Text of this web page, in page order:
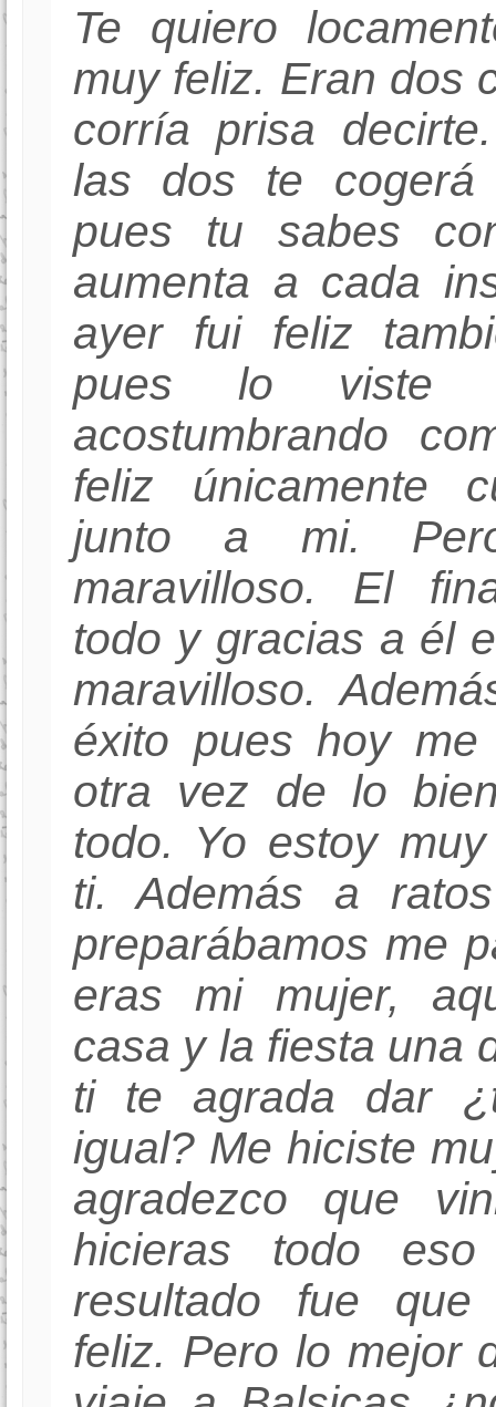
Te quiero
muy feliz. Eran dos
corría prisa
las dos te cogerá
pues tu sabes
aumenta a cada
ayer fui feliz
pues lo
acostumbrando
feliz únicamente
junto a mi.
maravilloso. El
todo y gracias a él
maravilloso.
éxito pues hoy me
otra vez de lo
todo. Yo estoy
ti. Además a
preparábamos me
eras mi mujer,
casa y la fiesta una
ti te agrada dar
igual? Me hiciste
agradezco que
hicieras todo
resultado fue
feliz. Pero lo mejor